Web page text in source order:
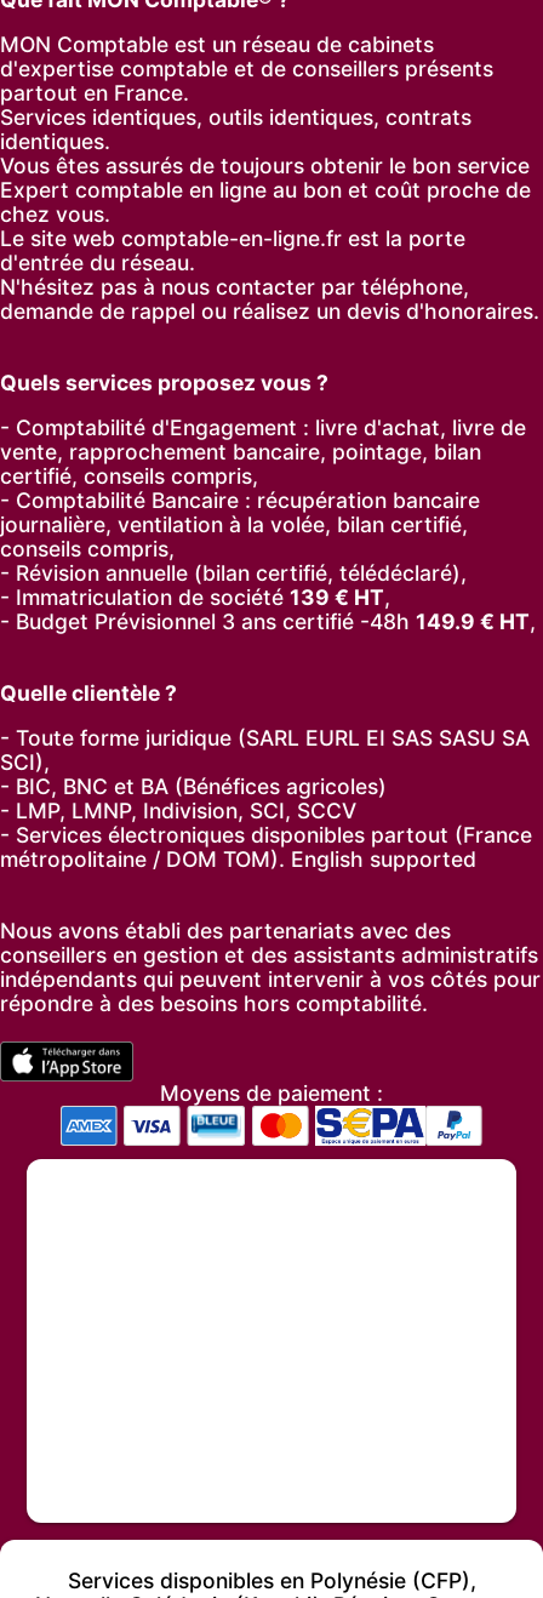
MON Comptable est un réseau de cabinets
d'expertise comptable et de conseillers présents
partout en France.
Services identiques, outils identiques, contrats
identiques.
Vous êtes assurés de toujours obtenir le bon service
Expert comptable en ligne au bon et coût proche de
chez vous.
Le site web comptable-en-ligne.fr est la porte
d'entrée du réseau.
N'hésitez pas à nous contacter par téléphone,
demande de rappel ou réalisez un devis d'honoraires.
Quels services proposez vous ?
- Comptabilité d'Engagement : livre d'achat, livre de
vente, rapprochement bancaire, pointage, bilan
certifié, conseils compris,
- Comptabilité Bancaire : récupération bancaire
journalière, ventilation à la volée, bilan certifié,
conseils compris,
- Révision annuelle (bilan certifié, télédéclaré),
- Immatriculation de société 139 € HT,
- Budget Prévisionnel 3 ans certifié -48h 149.9 € HT,
Quelle clientèle ?
- Toute forme juridique (SARL EURL EI SAS SASU SA
SCI),
- BIC, BNC et BA (Bénéfices agricoles)
- LMP, LMNP, Indivision, SCI, SCCV
- Services électroniques disponibles partout (France
métropolitaine / DOM TOM). English supported
Nous avons établi des partenariats avec des
conseillers en gestion et des assistants administratifs
indépendants qui peuvent intervenir à vos côtés pour
répondre à des besoins hors comptabilité.
Moyens de paiement :
Services disponibles en Polynésie (CFP),